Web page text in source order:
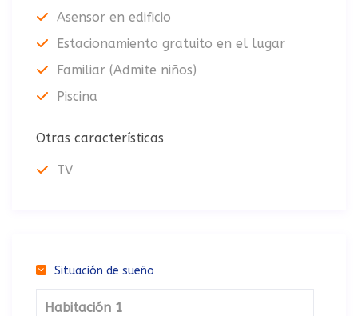
Asensor en edificio
Estacionamiento gratuito en el lugar
Familiar (Admite niños)
Piscina
Otras características
TV
Situación de sueño
Habitación 1